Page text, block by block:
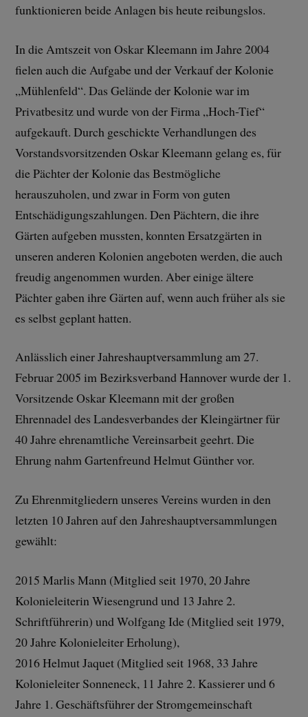
funktionieren beide Anlagen bis heute reibungslos.
In die Amtszeit von Oskar Kleemann im Jahre 2004
fielen auch die Aufgabe und der Verkauf der Kolonie
„Mühlenfeld“. Das Gelände der Kolonie war im
Privatbesitz und wurde von der Firma „Hoch-Tief“
aufgekauft. Durch geschickte Verhandlungen des
Vorstandsvorsitzenden Oskar Kleemann gelang es, für
die Pächter der Kolonie das Bestmögliche
herauszuholen, und zwar in Form von guten
Entschädigungszahlungen. Den Pächtern, die ihre
Gärten aufgeben mussten, konnten Ersatzgärten in
unseren anderen Kolonien angeboten werden, die auch
freudig angenommen wurden. Aber einige ältere
Pächter gaben ihre Gärten auf, wenn auch früher als sie
es selbst geplant hatten.
Anlässlich einer Jahreshauptversammlung am 27.
Februar 2005 im Bezirksverband Hannover wurde der 1.
Vorsitzende Oskar Kleemann mit der großen
Ehrennadel des Landesverbandes der Kleingärtner für
40 Jahre ehrenamtliche Vereinsarbeit geehrt. Die
Ehrung nahm Gartenfreund Helmut Günther vor.
Zu Ehrenmitgliedern unseres Vereins wurden in den
letzten 10 Jahren auf den Jahreshauptversammlungen
gewählt:
2015 Marlis Mann (Mitglied seit 1970, 20 Jahre
Kolonieleiterin Wiesengrund und 13 Jahre 2.
Schriftführerin) und Wolfgang Ide (Mitglied seit 1979,
20 Jahre Kolonieleiter Erholung),
2016 Helmut Jaquet (Mitglied seit 1968, 33 Jahre
Kolonieleiter Sonneneck, 11 Jahre 2. Kassierer und 6
Jahre 1. Geschäftsführer der Stromgemeinschaft